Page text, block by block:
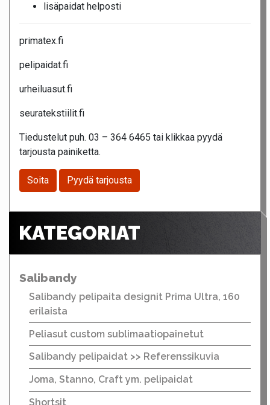
lisäpaidat helposti
primatex.fi
pelipaidat.fi
urheiluasut.fi
seuratekstiilit.fi
Tiedustelut puh. 03 – 364 6465 tai klikkaa pyydä
tarjousta painiketta.
Soita Pyydä tarjousta
KATEGORIAT
Salibandy
Salibandy pelipaita designit Prima Ultra, 160
erilaista
Peliasut custom sublimaatiopainetut
Salibandy pelipaidat >> Referenssikuvia
Joma, Stanno, Craft ym. pelipaidat
Shortsit